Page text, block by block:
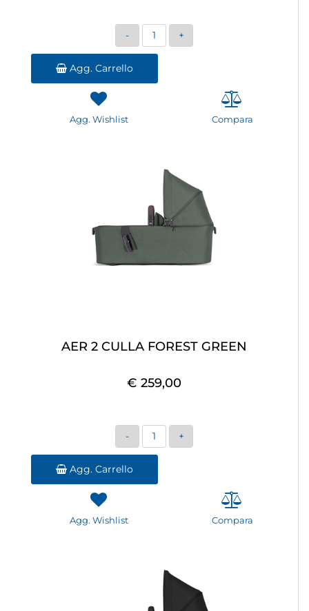
Quantità
Agg. Carrello
Agg. Wishlist Compara
AER 2 CULLA FOREST GREEN
€ 259,00
Quantità
Agg. Carrello
Agg. Wishlist Compara